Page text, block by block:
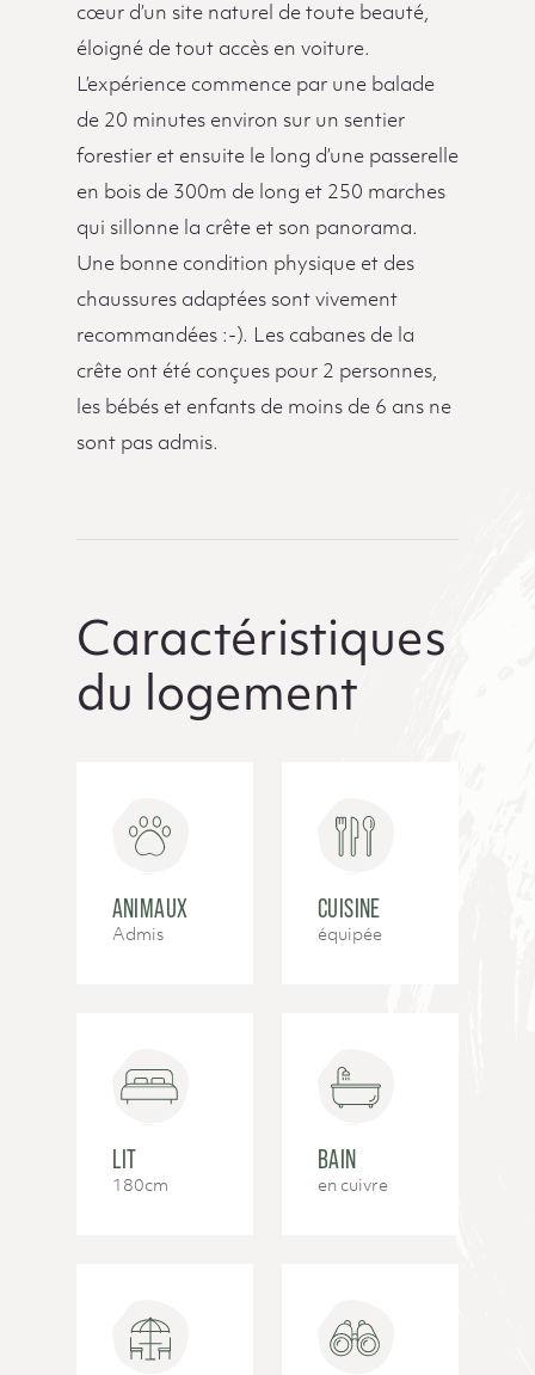
cœur d’un site naturel de toute beauté,
éloigné de tout accès en voiture.
L’expérience commence par une balade
de 20 minutes environ sur un sentier
forestier et ensuite le long d’une passerelle
en bois de 300m de long et 250 marches
qui sillonne la crête et son panorama.
Une bonne condition physique et des
chaussures adaptées sont vivement
recommandées :-). Les cabanes de la
crête ont été conçues pour 2 personnes,
les bébés et enfants de moins de 6 ans ne
sont pas admis.
Caractéristiques
du logement
ANIMAUX
Admis
CUISINE
équipée
LIT
180cm
BAIN
en cuivre